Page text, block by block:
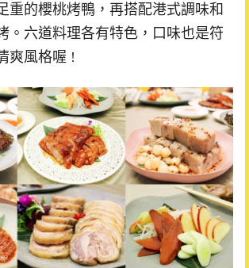
重的櫻桃烤鴨，再搭配港式調味和
。六道料理各有特色，口味也是符
爽風格喔 !